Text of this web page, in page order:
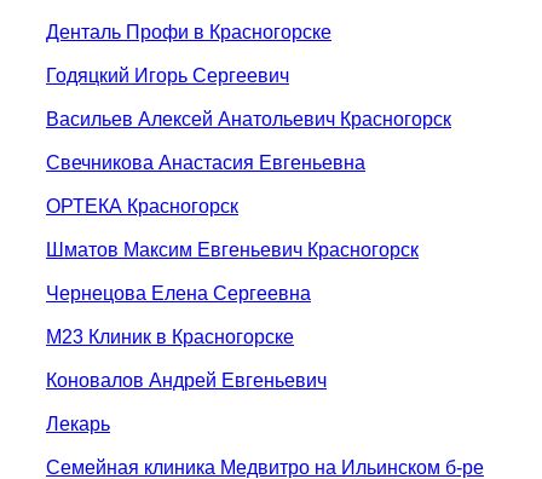
Денталь Профи в Красногорске
Годяцкий Игорь Сергеевич
Васильев Алексей Анатольевич Красногорск
Свечникова Анастасия Евгеньевна
ОРТЕКА Красногорск
Шматов Максим Евгеньевич Красногорск
Чернецова Елена Сергеевна
М23 Клиник в Красногорске
Коновалов Андрей Евгеньевич
Лекарь
Семейная клиника Медвитро на Ильинском б-ре